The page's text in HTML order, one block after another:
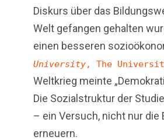
Diskurs über das
Welt gefangen gehalten
einen besseren
University, The
Weltkrieg meinte
Die Sozialstruktur der
– ein Versuch, nicht nur
erneuern.